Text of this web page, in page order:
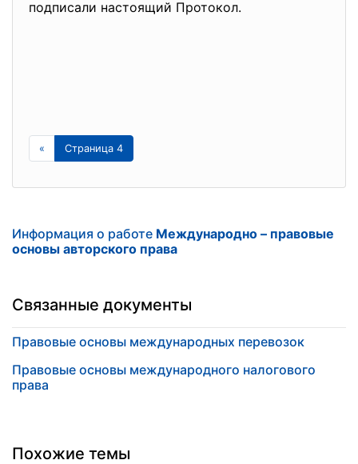
подписали настоящий Протокол.
« Страница 4
Информация о работе Международно – правовые
основы авторского права
Связанные документы
Правовые основы международных перевозок
Правовые основы международного налогового
права
Похожие темы